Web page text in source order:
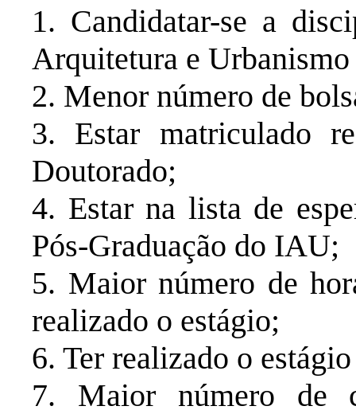
1. Candidatar-se a
Arquitetura e
2. Menor número de
3. Estar matriculado
Doutorado;
4. Estar na lista de
Pós-Graduação do IAU;
5. Maior número de
realizado o estágio;
6. Ter realizado o
7. Maior número de